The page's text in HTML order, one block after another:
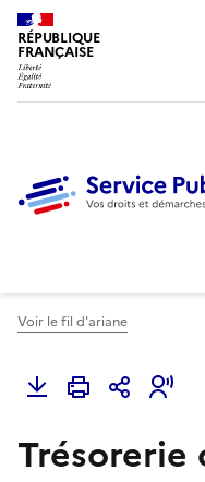
RÉPUBLIQUE
FRANÇAISE
Voir le fil d'ariane
Trésorerie